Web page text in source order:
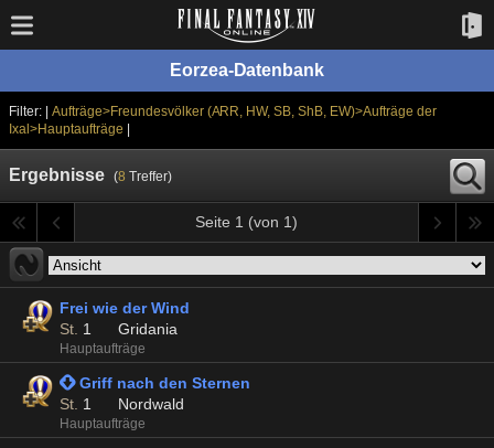
Eorzea-Datenbank
Filter: | Aufträge>Freundesvölker (ARR, HW, SB, ShB, EW)>Aufträge der
Ixal>Hauptaufträge
Ergebnisse (8 Treffer)
Seite 1 (von 1)
Frei wie der Wind
St. 1 Gridania
Hauptaufträge
 Griff nach den Sternen
St. 1 Nordwald
Hauptaufträge